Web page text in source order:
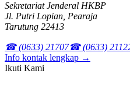
Sekretariat Jenderal HKBP
Jl. Putri Lopian, Pearaja
Tarutung 22413
☎ (0633) 21707☎ (0633)
Info kontak lengkap →
Ikuti Kami